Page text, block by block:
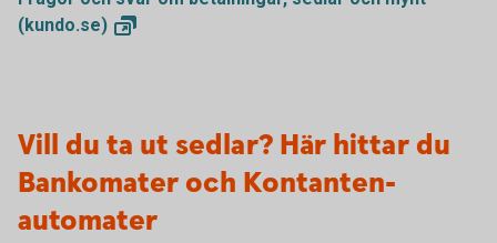
(kundo.se)
Vill du ta ut sedlar? Här hittar du
Bankomater och Kontanten-
automater